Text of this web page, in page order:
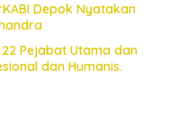
Depok Nyatakan
Pejabat Utama dan
dan Humanis.